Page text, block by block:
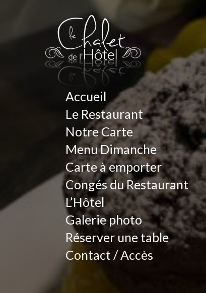
Accueil
Le Restaurant
Notre Carte
Menu Dimanche
Carte à emporter
Congés du Restaurant
L’Hôtel
Galerie photo
Réserver une table
Contact / Accès